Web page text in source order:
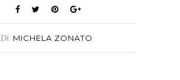
Di MICHELA ZONATO